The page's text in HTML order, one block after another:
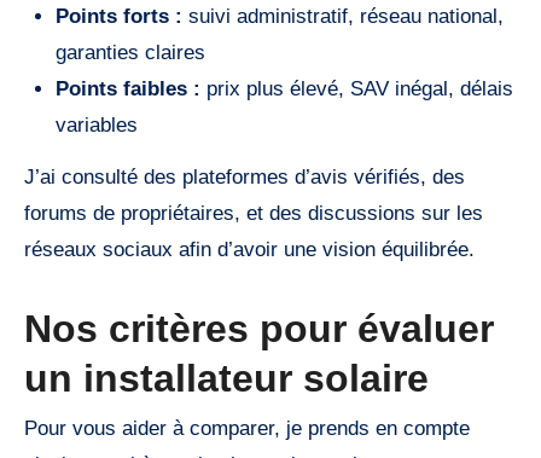
Points forts : suivi administratif, réseau national,
garanties claires
Points faibles : prix plus élevé, SAV inégal, délais
variables
J’ai consulté des plateformes d’avis vérifiés, des
forums de propriétaires, et des discussions sur les
réseaux sociaux afin d’avoir une vision équilibrée.
Nos critères pour évaluer
un installateur solaire
Pour vous aider à comparer, je prends en compte